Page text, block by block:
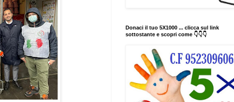
Donaci il tuo 5X1000 ... clicca sul link
sottostante e scopri come 👇👇👇